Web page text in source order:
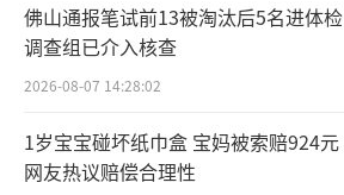
佛山通报笔试前13被淘汰后5名进体检
调查组已介入核查
2026-08-07 14:28:02
1岁宝宝碰坏纸巾盒 宝妈被索赔924元
网友热议赔偿合理性